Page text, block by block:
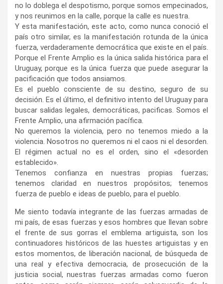
no lo doblega el despotismo, porque somos empecinados,
y nos reunimos en la calle, porque la calle es nuestra.
Y esta manifestación, este acto, como nunca conoció el
país otro similar, es la manifestación rotunda de la única
fuerza, verdaderamente democrática que existe en el país.
Porque el Frente Amplio es la única salida histórica para el
Uruguay, porque es la única fuerza que puede asegurar la
pacificación que todos ansiamos.
Es el pueblo consciente de su destino, seguro de su
decisión. Es el último, el definitivo intento del Uruguay para
buscar salidas legales, democráticas, pacificas. Somos el
Frente Amplio, una afirmación pacífica.
No queremos la violencia, pero no tenemos miedo a la
violencia. Nosotros no queremos ni el caos ni el desorden.
El régimen actual no es el orden, sino el «desorden
establecido».
Tenemos confianza en nuestras propias fuerzas;
tenemos claridad en nuestros propósitos; tenemos
fuerza de pueblo e ideas de pueblo, para el pueblo.
Me siento todavía integrante de las fuerzas armadas de
mi país, de esas fuerzas y esos hombres que llevan sobre
el frente de sus gorras el emblema artiguista, son los
continuadores históricos de las huestes artiguistas y en
estos momentos, de liberación nacional, de búsqueda de
una real y efectiva democracia, de prosecución de la
justicia social, nuestras fuerzas armadas como fueron